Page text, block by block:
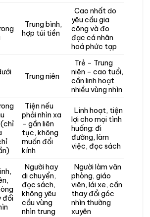
Trung bình,
hợp túi tiền
Cao nhất do
yêu cầu gia
công và đo
đạc cá nhân
hoá phức tạp
Trung niên
Trẻ – Trung
niên – cao tuổi,
cần linh hoạt
nhiều vùng nhìn
Tiện nếu
phải nhìn xa
– gần liên
tục, không
muốn đổi
kính
Linh hoạt, tiện
lợi cho mọi tình
huống: đi
đường, làm
việc, đọc sách
đổi
Người hay
di chuyển,
đọc sách,
không yêu
cầu vùng
nhìn trung
Người làm văn
phòng, giáo
viên, lái xe, cần
thay đổi góc
nhìn thường
xuyên